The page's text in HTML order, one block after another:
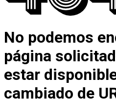
No podemos
página
estar
cambiado de